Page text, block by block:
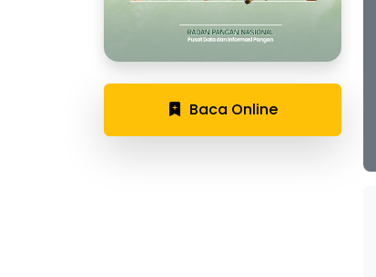
Baca Online